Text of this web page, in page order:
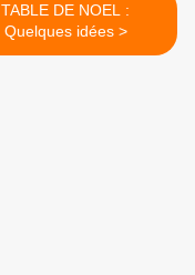
TABLE DE NOEL :
Quelques idées >